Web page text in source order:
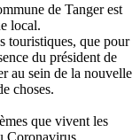
de Tanger est
local.
touristiques, que pour
du président de
au sein de la nouvelle
choses.
que vivent les
Coronavirus.